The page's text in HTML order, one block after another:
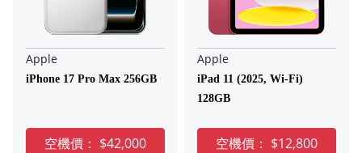
Apple
iPhone 17 Pro Max 256GB
空機價： $42,000
Apple
iPad 11 (2025, Wi-Fi)
128GB
空機價： $12,800